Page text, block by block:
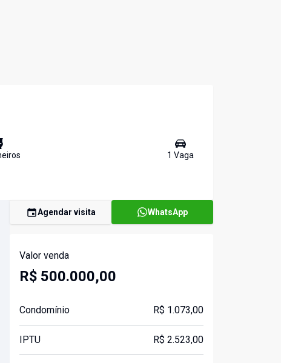
s 1 Vaga
Agendar visita WhatsApp
Valor venda
R$ 500.000,00
Condomínio R$ 1.073,00
IPTU R$ 2.523,00